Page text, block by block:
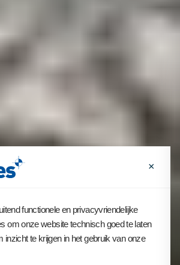
×
functionele en privacyvriendelijke
om onze website technisch goed te laten
inzicht te krijgen in het gebruik van onze